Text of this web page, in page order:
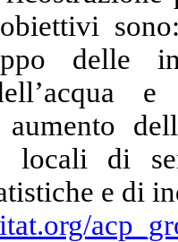
delle
aumento
locali di
e di